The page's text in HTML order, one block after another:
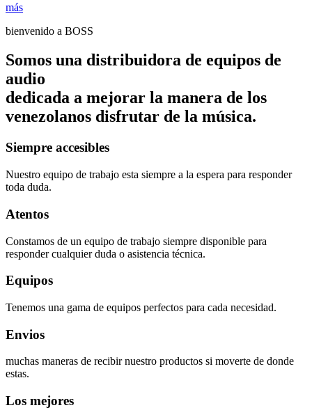
más
bienvenido a BOSS
Somos una distribuidora de equipos de
audio
dedicada a mejorar la manera de los
venezolanos disfrutar de la música.
Siempre accesibles
Nuestro equipo de trabajo esta siempre a la espera para responder
toda duda.
Atentos
Constamos de un equipo de trabajo siempre disponible para
responder cualquier duda o asistencia técnica.
Equipos
Tenemos una gama de equipos perfectos para cada necesidad.
Envios
muchas maneras de recibir nuestro productos si moverte de donde
estas.
Los mejores